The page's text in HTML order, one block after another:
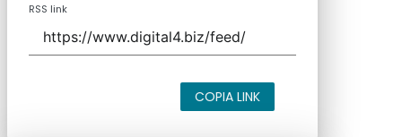
RSS link
COPIA LINK